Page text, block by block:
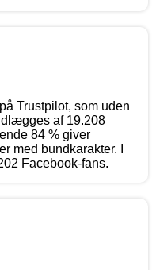
Trustpilot, som uden
af 19.208
84 % giver
med bundkarakter. I
Facebook-fans.